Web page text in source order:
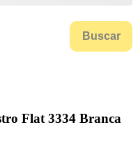
Buscar
Flat 3334 Branca